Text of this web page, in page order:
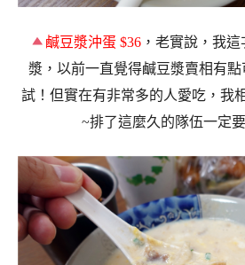
鹹豆漿沖蛋 $36 ，老實說，我
漿，以前一直覺得鹹豆漿賣相有
試！但實在有非常多的人愛吃，我
~排了這麼久的隊伍一定